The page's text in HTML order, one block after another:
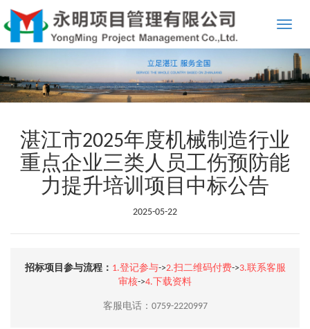
Toggle
湛江市2025年度机械制造行业
重点企业三类人员工伤预防能
力提升培训项目中标公告
2025-05-22
招标项目参与流程： 1.登记参与->2.扫二维码付费->3.联系客服
审核->4.下载资料
客服电话：0759-2220997